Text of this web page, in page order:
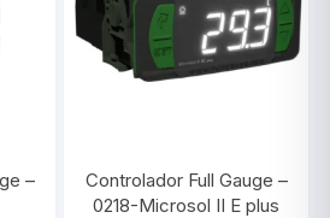
–
Controlador Full Gauge –
0218-Microsol II E plus